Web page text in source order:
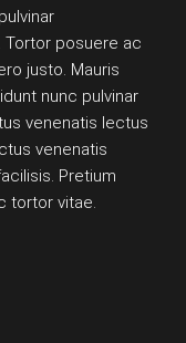
Tortor posuere ac
justo. Mauris
nunc pulvinar
venenatis lectus
venenatis
Pretium
tortor vitae.